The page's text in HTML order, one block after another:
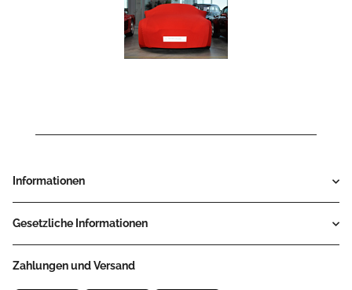
Informationen
Gesetzliche Informationen
Zahlungen und Versand